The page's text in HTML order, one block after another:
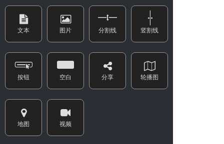
文本 图片 分割线 竖割线
按钮 空白 分享 轮播图
地图 视频